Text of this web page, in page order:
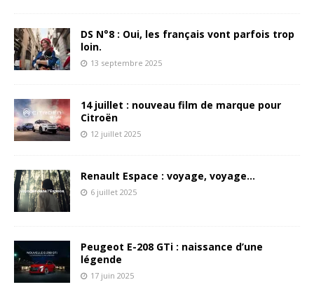
DS N°8 : Oui, les français vont parfois trop
loin.
13 septembre 2025
14 juillet : nouveau film de marque pour
Citroën
12 juillet 2025
Renault Espace : voyage, voyage…
6 juillet 2025
Peugeot E-208 GTi : naissance d’une
légende
17 juin 2025